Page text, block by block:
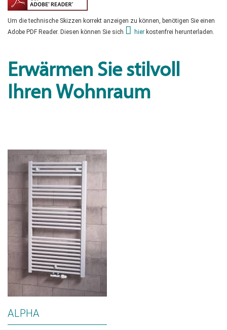
Um die technische Skizzen korrekt anzeigen zu können, benötigen Sie einen
Adobe PDF Reader. Diesen können Sie sich
hier kostenfrei herunterladen.
Erwärmen Sie stilvoll
Ihren Wohnraum
ALPHA